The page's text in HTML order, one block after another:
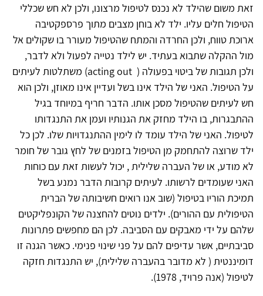
זאת משום שהילד לא נכנס לטיפול מרצונו, ולכן לא חש שכללי
הטיפול חלים עליו. ילד לא בוחן מצבים מתוך פרספקטיבה
ארוכת טווח, ולכן החרדה והמתח שהטיפול מעורר בו שקולים אל
מול ההקלה שתבוא בעתיד. יש לילד נטייה לפעול ולא לדבר,
ולכן תגובות של ביטוי בפעולה ( acting out) משתלטות לעיתים
על הטיפול. האני של הילד אינו בשל ועדיין אינו מאוזן, ולכן הוא
חש לעיתים שהטיפול מסכן אותו. הדבר חריף במיוחד בגיל
ההתבגרות, בו הילד מחזק את הגנותיו ועמן את התנגדותו
לטיפול. האני של הילד עומד לו לימין ההתנגדויות שלו. לכן כל
ילד שרוצה להתחמק מן הטיפול בזמנים של לחץ גובר של חומר
לא מודע, או של העברה שלילית , יכול לעשות זאת עם כוחות
האני שעומדים לרשותו. לעיתים קרובות הדבר נמנע בשל
תמיכת הוריו בטיפול (שוב אנו רואים חשיבותה של הברית
הטיפולית עם ההורים). ילדים נוטים להחצנה של הקונפליקטים
שלהם על ידי מאבקים עם הסביבה. לכן הם מחפשים פתרונות
סביבתיים, אשר עדיפים להם על פני שינוי פנימי. כאשר הגנה זו
דומיננטית ( לא מדובר בהעברה שלילית), יש התנגדות חזקה
לטיפול (אנה פרויד, 1978).